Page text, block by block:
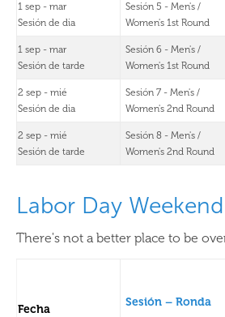
1 sep - mar
Sesión de dia
Sesión 5 - Men's /
Women's 1st Round
1 sep - mar
Sesión de tarde
Sesión 6 - Men's /
Women's 1st Round
2 sep - mié
Sesión de dia
Sesión 7 - Men's /
Women's 2nd Round
2 sep - mié
Sesión de tarde
Sesión 8 - Men's /
Women's 2nd Round
Labor Day Weekend
There's not a better place to be
Fecha
Sesión – Ronda